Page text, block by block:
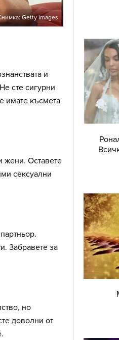
Getty Images
и
сте сигурни
имате късмета
жени. Оставете
сексуални
Забравете за
но
доволни от